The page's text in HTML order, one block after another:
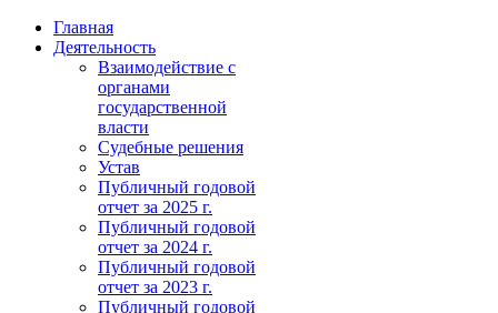
Главная
Деятельность
Взаимодействие с
органами
государственной
власти
Судебные решения
Устав
Публичный годовой
отчет за 2025 г.
Публичный годовой
отчет за 2024 г.
Публичный годовой
отчет за 2023 г.
Публичный годовой